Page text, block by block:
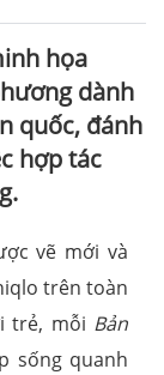
họa
dành
quốc, đánh
hợp tác
vẽ mới và
trên toàn
trẻ, mỗi Bản
sống quanh